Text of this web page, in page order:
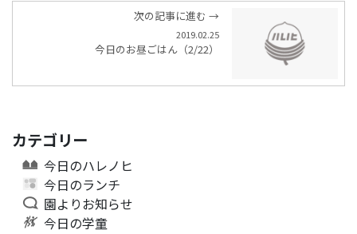
次の記事に進む →
2019.02.25
今日のお昼ごはん（2/22）
カテゴリー
今日のハレノヒ
今日のランチ
園よりお知らせ
今日の学童